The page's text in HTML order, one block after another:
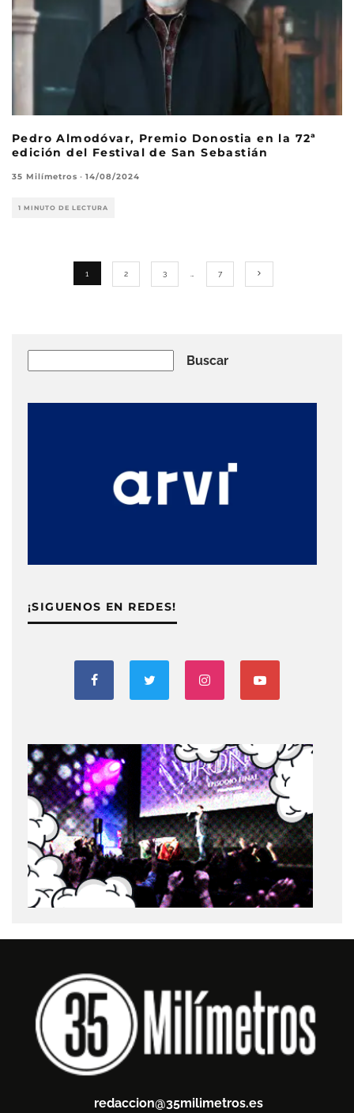
Pedro Almodóvar, Premio Donostia en la 72ª
edición del Festival de San Sebastián
35 Milímetros · 14/08/2024
1 MINUTO DE LECTURA
1 2 3 7
Buscar
¡SIGUENOS EN REDES!
redaccion@35milimetros.es